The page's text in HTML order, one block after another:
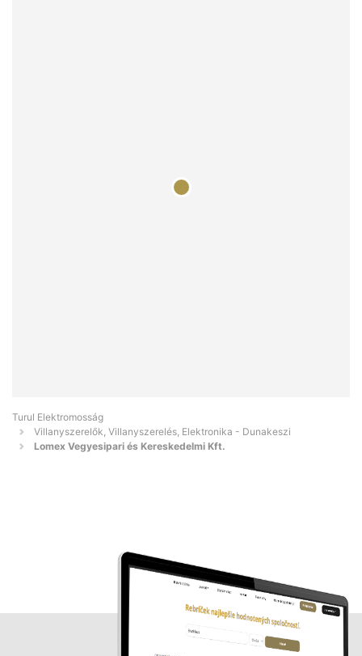
Turul Elektromosság
Villanyszerelők, Villanyszerelés, Elektronika - Dunakeszi
Lomex Vegyesipari és Kereskedelmi Kft.